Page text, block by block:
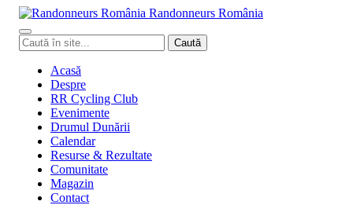
Randonneurs România
Caută
în
Caută
Acasă
Despre
RR Cycling Club
Evenimente
Drumul Dunării
Calendar
Resurse & Rezultate
Comunitate
Magazin
Contact